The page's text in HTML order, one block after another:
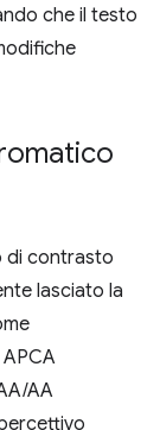
che il testo
di contrasto
lasciato la
AA